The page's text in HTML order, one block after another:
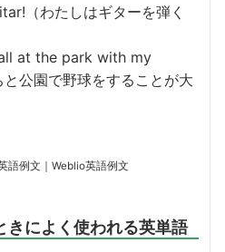
（わたしはギターを弾く
at the park with my
公園で野球をすることが大
語例文｜Weblio英語例文
きによく使われる英単語